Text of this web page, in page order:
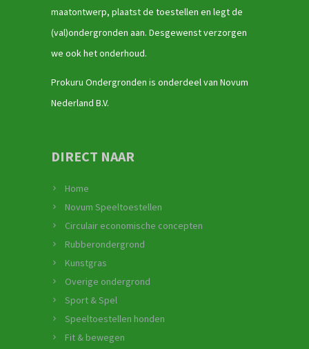
maatontwerp, plaatst de toestellen en legt de
(val)ondergronden aan. Desgewenst verzorgen
we ook het onderhoud.
Prokuru Ondergronden is onderdeel van Novum
Nederland B.V.
DIRECT NAAR
Home
Novum Speeltoestellen
Circulair economische concepten
Rubberondergrond
Kunstgras
Overige ondergrond
Sport & Spel
Speeltoestellen honden
Fit & bewegen